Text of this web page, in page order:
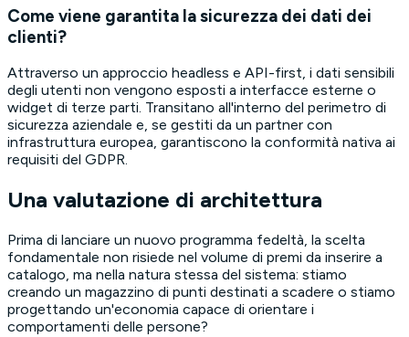
Come viene garantita la sicurezza dei dati dei
clienti?
Attraverso un approccio headless e API-first, i dati sensibili
degli utenti non vengono esposti a interfacce esterne o
widget di terze parti. Transitano all'interno del perimetro di
sicurezza aziendale e, se gestiti da un partner con
infrastruttura europea, garantiscono la conformità nativa ai
requisiti del GDPR.
Una valutazione di architettura
Prima di lanciare un nuovo programma fedeltà, la scelta
fondamentale non risiede nel volume di premi da inserire a
catalogo, ma nella natura stessa del sistema: stiamo
creando un magazzino di punti destinati a scadere o stiamo
progettando un'economia capace di orientare i
comportamenti delle persone?